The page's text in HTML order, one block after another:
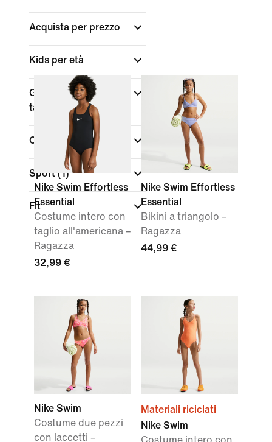
Acquista per prezzo
Kids per età
Gamma di
taglie/misure
Colore
Sport (1)
Fit
Nike Swim Effortless
Essential
Costume intero con
taglio all'americana –
Ragazza
32,99 €
Nike Swim Effortless
Essential
Bikini a triangolo –
Ragazza
44,99 €
Nike Swim
Costume due pezzi
con laccetti –
Materiali riciclati
Nike Swim
Costume intero con